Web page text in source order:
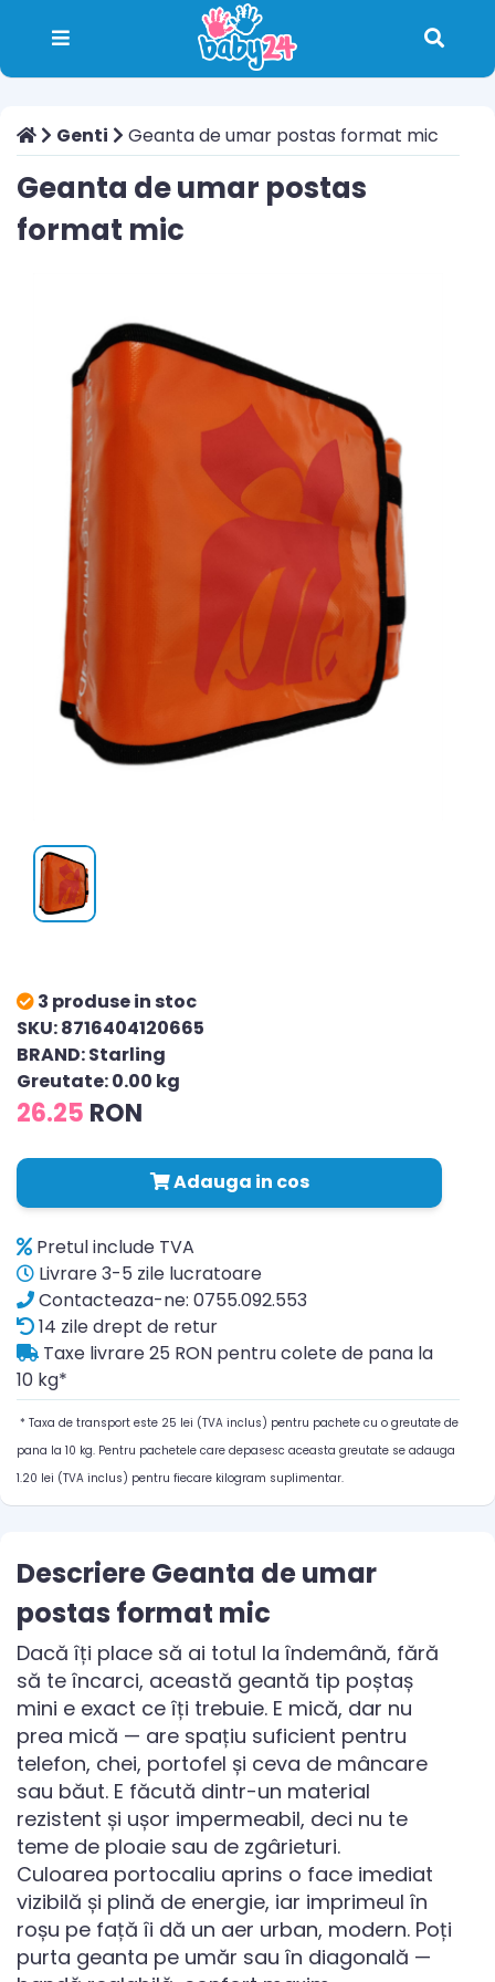
Genti Geanta de umar postas format mic
Geanta de umar postas
format mic
3 produse in stoc
SKU: 8716404120665
BRAND: Starling
Greutate: 0.00 kg
26.25 RON
Adauga in cos
Pretul include TVA
Livrare 3-5 zile lucratoare
Contacteaza-ne: 0755.092.553
14 zile drept de retur
Taxe livrare 25 RON pentru colete de pana la
10 kg*
* Taxa de transport este 25 lei (TVA inclus) pentru pachete cu o greutate de
pana la 10 kg. Pentru pachetele care depasesc aceasta greutate se adauga
1.20 lei (TVA inclus) pentru fiecare kilogram suplimentar.
Descriere Geanta de umar
postas format mic
Dacă îți place să ai totul la îndemână, fără
să te încarci, această geantă tip poștaș
mini e exact ce îți trebuie. E mică, dar nu
prea mică — are spațiu suficient pentru
telefon, chei, portofel și ceva de mâncare
sau băut. E făcută dintr-un material
rezistent și ușor impermeabil, deci nu te
teme de ploaie sau de zgârieturi.
Culoarea portocaliu aprins o face imediat
vizibilă și plină de energie, iar imprimeul în
roșu pe față îi dă un aer urban, modern. Poți
purta geanta pe umăr sau în diagonală —